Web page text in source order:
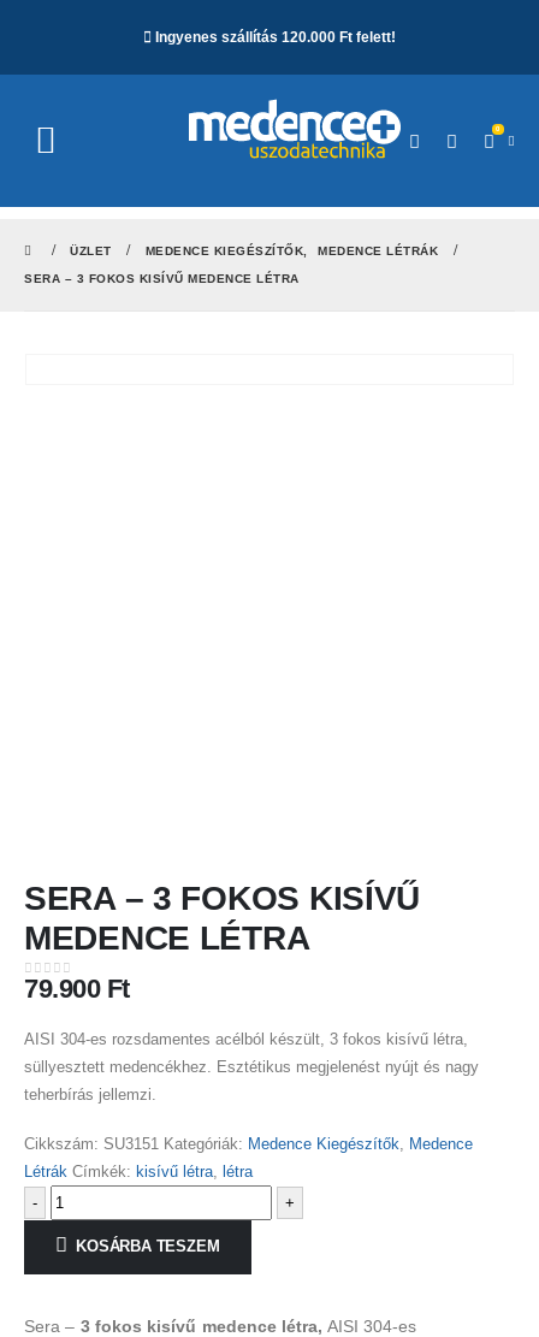
Ingyenes szállítás 120.000 Ft felett!
0
ÜZLET MEDENCE KIEGÉSZÍTŐK MEDENCE LÉTRÁK
SERA – 3 FOKOS KISÍVŰ MEDENCE LÉTRA
SERA – 3 FOKOS KISÍVŰ
MEDENCE LÉTRA
0out of 5
79.900 Ft
AISI 304-es rozsdamentes acélból készült, 3 fokos kisívű létra,
süllyesztett medencékhez. Esztétikus megjelenést nyújt és nagy
teherbírás jellemzi.
Cikkszám: SU3151 Kategóriák: Medence Kiegészítők, Medence
Létrák Címkék: kisívű létra, létra
-
+
KOSÁRBA TESZEM
Sera – 3 fokos kisívű medence létra, AISI 304-es